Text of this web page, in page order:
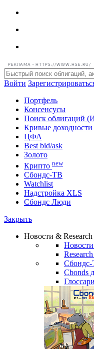
РЕКЛАМА • HTTPS://WWW.HSE.RU/
Войти
Портфель
Консенсусы
Поиск облигаций
Кривые доходности
ЦФА
Best bid/ask
Золото
Крипто new
Сбондс-ТВ
Watchlist
Надстройка XLS
Сбондс Люди
Закрыть
Новости &
Cbonds